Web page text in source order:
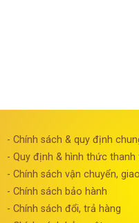
- Chính sách & quy định
- Quy định & hình thức thanh
- Chính sách vận chuyển,
- Chính sách bảo hành
- Chính sách đổi, trả hàng